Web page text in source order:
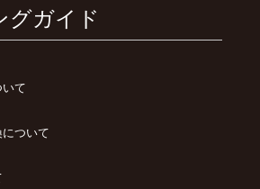
グガイド
て
ついて